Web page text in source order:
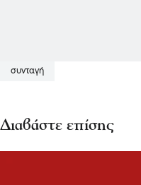
συνταγή
Διαβάστε επίσης